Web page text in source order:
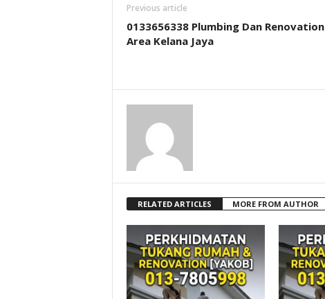
Previous article
0133656338 Plumbing Dan Renovation
Area Kelana Jaya
RELATED ARTICLES MORE FROM AUTHOR